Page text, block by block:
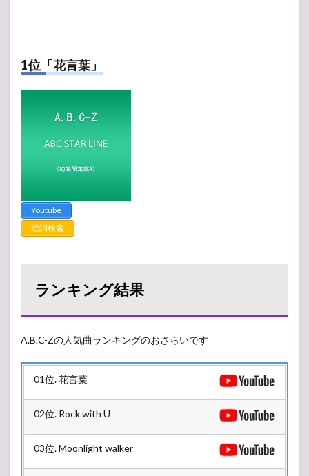
1位「花言葉」
Youtube
歌詞検索
ランキング結果
A.B.C-Zの人気曲ランキングのおさらいです
01位. 花言葉
02位. Rock with U
03位. Moonlight walker